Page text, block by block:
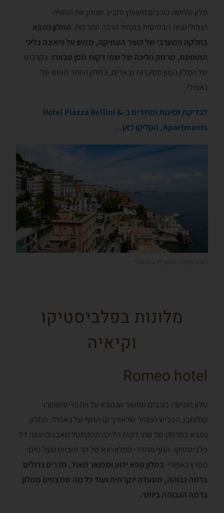
מלון שלושה כוכבים משופץ וחביב שנותן את החוויה
הנפוליטנית הבסיסית במחיר הרבה יותר נוח. המלון נמצא
בחלקה המערבי של העיר העתיקה, ממש על פיאצה בליני
התוססת, מרחק הליכה של שתי דקות מסן סבארו. בקרבתו
של המלון המון מסעדות ובארים, בחלק היותר תוסס של
נאפולי.
לבדיקת זמינות ומחירים ב-Hotel Piazza Bellini &
Apartments, הקליקו כאן…
מלונות בפלביסטיקו
וקיאיה
Romeo hotel
מלון חמישה כוכבים מפואר שנמצא על ויה כריסטופורו
קולומבו, הכביש המהיר שלאורך קו החוף של נאפולי. המלון
נמצא במרחק של שתי דקות הליכה מהקסטל נואבו ופיאצה דל
פלביסטיקו. הנוף מחדרי המלון הוא של הר וזוביוס מעל מימי
מפרץ נאפולי. במלון ספא ידוע ומפואר מאוד, חדרים גדולים
ברמה גבוהה, מסעדה יוקרתית ועוד כל מה שמצפים ממלון
ברמה הגבוהה ביותר.